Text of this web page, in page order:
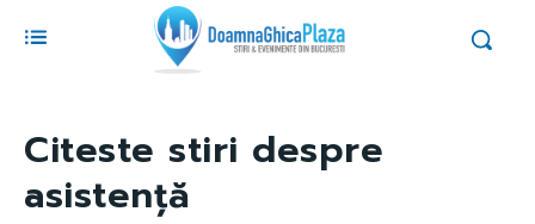
Citeste stiri despre
asistență